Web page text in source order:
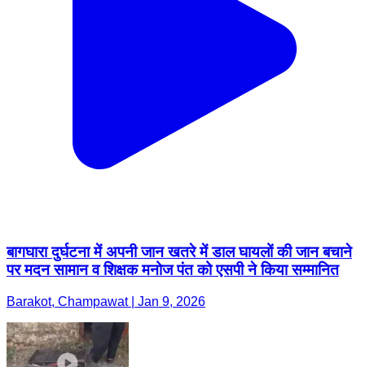
बागघारा दुर्घटना में अपनी जान खतरे में डाल घायलों की जान बचाने
पर मदन सामान व शिक्षक मनोज पंत को एसपी ने किया सम्मानित
Barakot, Champawat | Jan 9, 2026